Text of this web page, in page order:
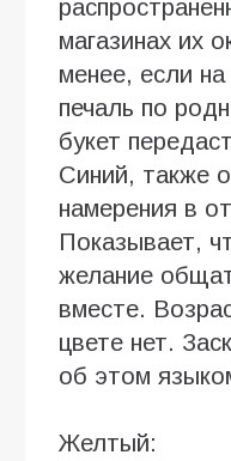
магазинах их
менее, если на
печаль по
букет
Синий, также
намерения в
Показывает,
желание
вместе.
цвете нет.
об этом
Желтый: